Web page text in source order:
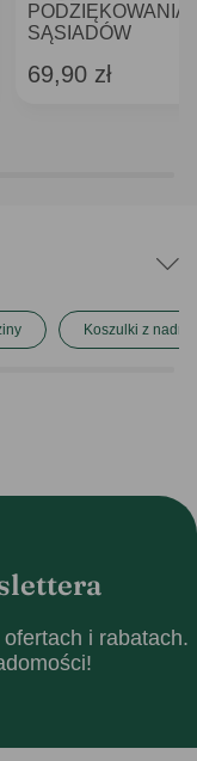
PODZIĘKOWANIA
SĄSIADÓW
69,90 zł
Koszulki z
i rabatach.